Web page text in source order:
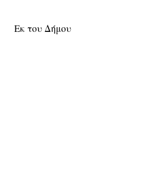
Εκ του Δήμου